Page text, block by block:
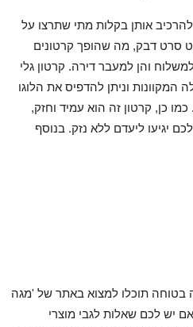
להרכיב אותן בקלות מתי שתרצו על
סרט דבק, מה שהופך קרטונים
והן למעבר דירה. קרטון גלי
וניתן להדפיס את הלוגו
כן, קרטון זה הוא עמיד וחזק,
יגיעו ליעדם ללא נזק. בנוסף
בטוחה תוכלו למצוא באתר של 'מגה
יש לכם שאלות לגבי מוצרי